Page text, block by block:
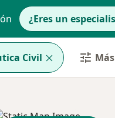
¿Eres un
Civil